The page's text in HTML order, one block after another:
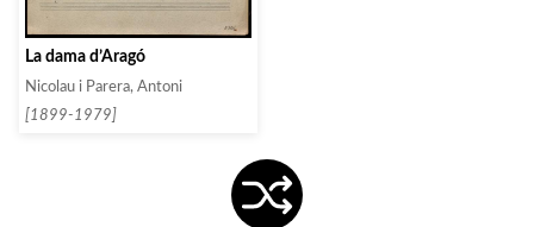
La dama d’Aragó
Nicolau i Parera, Antoni
[1899-1979]